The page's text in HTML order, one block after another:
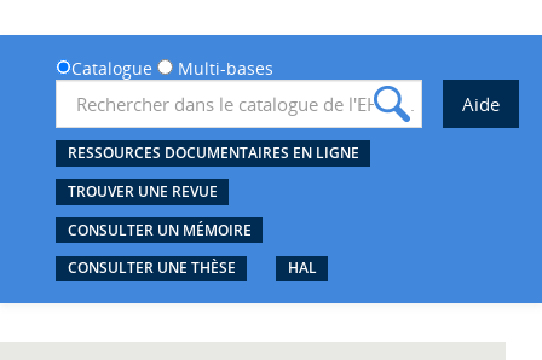
Catalogue Multi-bases
RESSOURCES DOCUMENTAIRES EN LIGNE
TROUVER UNE REVUE
CONSULTER UN MÉMOIRE
CONSULTER UNE THÈSE
HAL